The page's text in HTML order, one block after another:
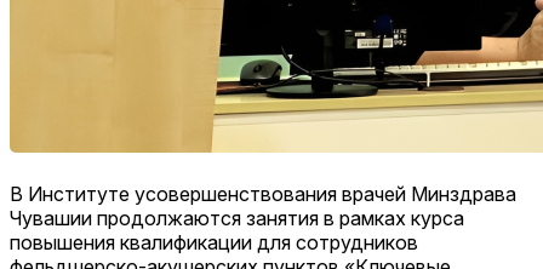
В Институте усовершенствования врачей Минздрава
Чувашии продолжаются занятия в рамках курса
повышения квалификации для сотрудников